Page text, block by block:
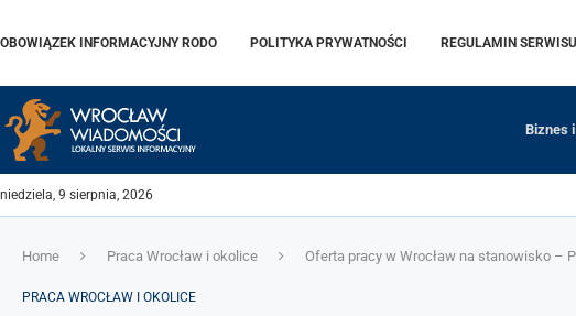
OBOWIĄZEK INFORMACYJNY RODO POLITYKA PRYWATNOŚCI REGULAMIN SERWISU
Biznes
niedziela, 9 sierpnia, 2026
Home Praca Wrocław i okolice Oferta pracy w Wrocław na stanowisko –
PRACA WROCŁAW I OKOLICE